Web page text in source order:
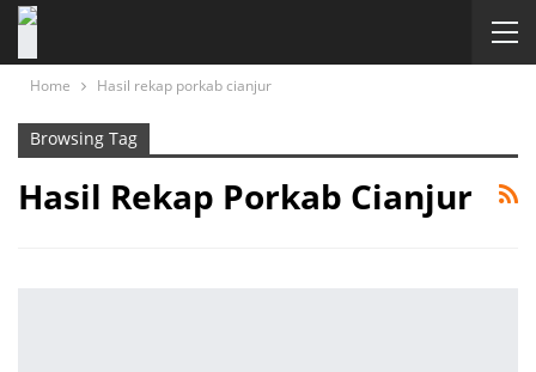
Home Hasil rekap porkab cianjur
Browsing Tag
Hasil Rekap Porkab Cianjur